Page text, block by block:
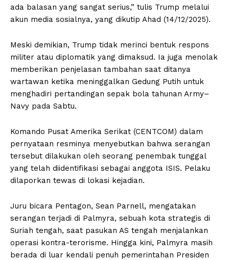
ada balasan yang sangat serius,” tulis Trump melalui
akun media sosialnya, yang dikutip Ahad (14/12/2025).
Meski demikian, Trump tidak merinci bentuk respons
militer atau diplomatik yang dimaksud. Ia juga menolak
memberikan penjelasan tambahan saat ditanya
wartawan ketika meninggalkan Gedung Putih untuk
menghadiri pertandingan sepak bola tahunan Army–
Navy pada Sabtu.
Komando Pusat Amerika Serikat (CENTCOM) dalam
pernyataan resminya menyebutkan bahwa serangan
tersebut dilakukan oleh seorang penembak tunggal
yang telah diidentifikasi sebagai anggota ISIS. Pelaku
dilaporkan tewas di lokasi kejadian.
Juru bicara Pentagon, Sean Parnell, mengatakan
serangan terjadi di Palmyra, sebuah kota strategis di
Suriah tengah, saat pasukan AS tengah menjalankan
operasi kontra-terorisme. Hingga kini, Palmyra masih
berada di luar kendali penuh pemerintahan Presiden